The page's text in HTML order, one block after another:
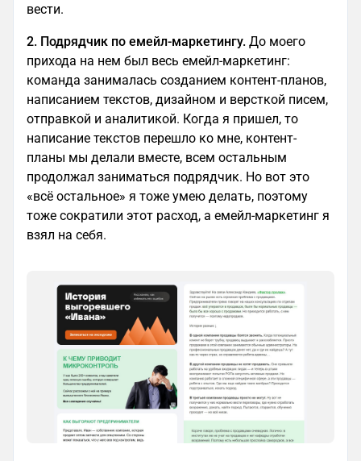
вести.
2. Подрядчик по емейл-маркетингу. До моего
прихода на нем был весь емейл-маркетинг:
команда занималась созданием контент-планов,
написанием текстов, дизайном и версткой писем,
отправкой и аналитикой. Когда я пришел, то
написание текстов перешло ко мне, контент-
планы мы делали вместе, всем остальным
продолжал заниматься подрядчик. Но вот это
«всё остальное» я тоже умею делать, поэтому
тоже сократили этот расход, а емейл-маркетинг я
взял на себя.